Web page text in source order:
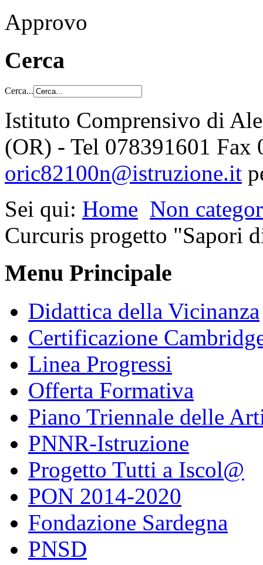
Approvo
Cerca
Cerca...
Istituto Comprensivo di
(OR) - Tel 078391601 Fax
oric82100n@istruzione.it
Sei qui: Home Non
Curcuris progetto "Sapori
Menu Principale
Didattica della Vicinanza
Certificazione
Linea Progressi
Offerta Formativa
Piano Triennale delle
PNNR-Istruzione
Progetto Tutti a Iscol@
PON 2014-2020
Fondazione Sardegna
PNSD